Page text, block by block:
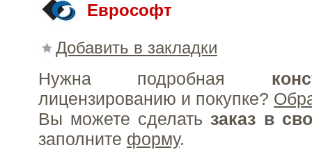
Еврософт
Добавить в закладки
Нужна подробная
лицензированию и покупке?
Вы можете сделать заказ в
заполните форму.